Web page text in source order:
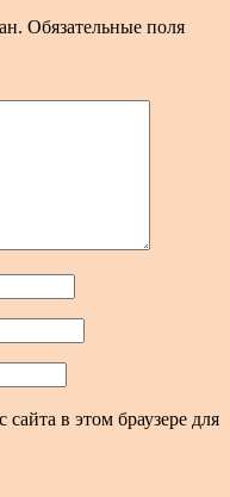
Обязательные поля
в этом браузере для